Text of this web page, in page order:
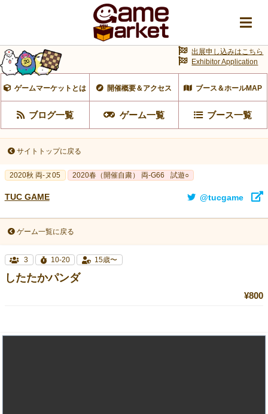
ゲームマーケットとは 開催概要＆アクセス ブース＆ホールMAP
ブログ一覧 ゲーム一覧 ブース一覧
出展申し込みはこちら
Exhibitor Application
サイトトップに戻る
2020秋 両-ヌ05 2020春（開催自粛） 両-G66 試遊○
TUC GAME @tucgame
ゲーム一覧に戻る
3 10-20 15歳〜
したたかパンダ
¥800